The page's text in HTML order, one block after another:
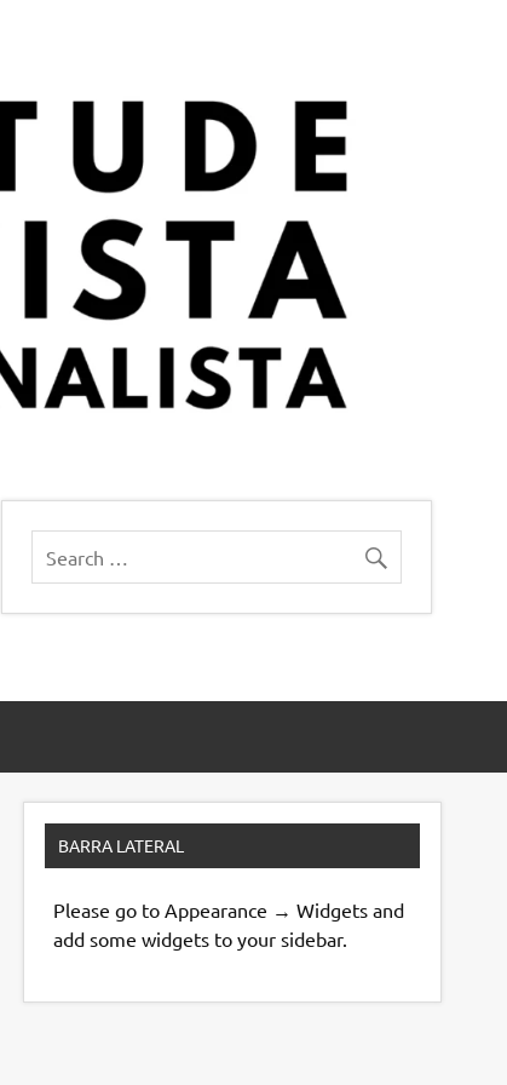
BARRA LATERAL
Please go to Appearance → Widgets and
add some widgets to your sidebar.